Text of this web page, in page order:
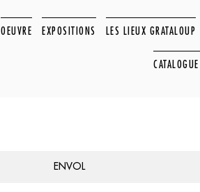
OEUVRE EXPOSITIONS LES LIEUX GRATALOUP
ENVOL